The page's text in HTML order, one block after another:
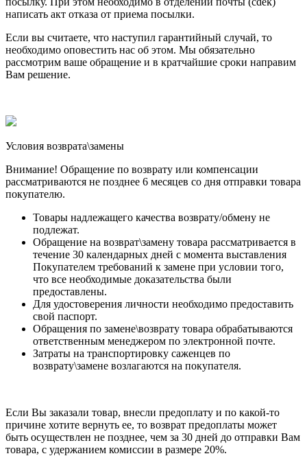
написать акт отказа от приема посылки.
Если вы считаете, что наступил гарантийный случай, то
необходимо оповестить нас об этом. Мы обязательно
рассмотрим ваше обращение и в кратчайшие сроки направим
Вам решение.
Условия возврата\замены
Внимание! Обращение по возврату или компенсации
рассматриваются не позднее 6 месяцев со дня отправки товара
покупателю.
Товары надлежащего качества возврату/обмену не
подлежат.
Обращение на возврат\замену товара рассматривается в
течение 30 календарных дней с момента выставления
Покупателем требований к замене при условии того,
что все необходимые доказательства были
предоставлены.
Для удостоверения личности необходимо предоставить
свой паспорт.
Обращения по замене\возврату товара обрабатываются
ответственным менеджером по электронной почте.
Затраты на транспортировку саженцев по
возврату\замене возлагаются на покупателя.
Если Вы заказали товар, внесли предоплату и по какой-то
причине хотите вернуть ее, то возврат предоплаты может
быть осуществлен не позднее, чем за 30 дней до отправки Вам
товара, с удержанием комиссии в размере 20%.